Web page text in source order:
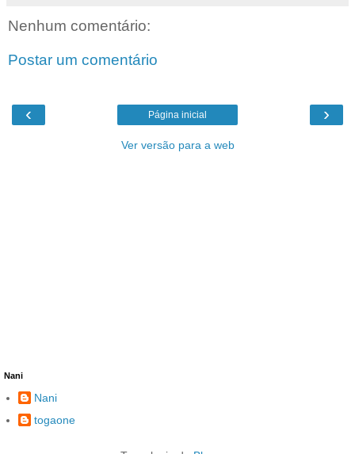
Nenhum comentário:
Postar um comentário
‹ ›
Página inicial
Ver versão para a web
Nani
Nani
togaone